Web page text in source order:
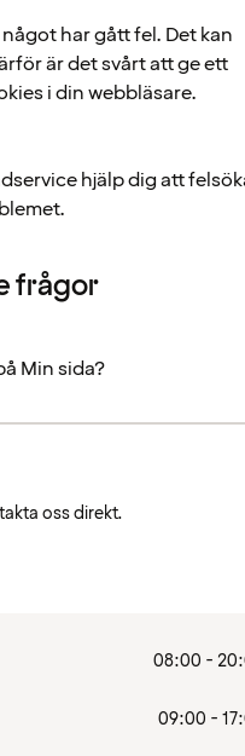
har gått fel. Det kan
är det svårt att ge ett
i din webbläsare.
hjälp dig att
frågor
Min sida?
oss direkt.
08:00 -
09:00 -